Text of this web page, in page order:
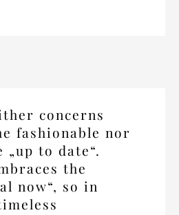
concerns
fashionable nor
to date“.
the
now“, so in